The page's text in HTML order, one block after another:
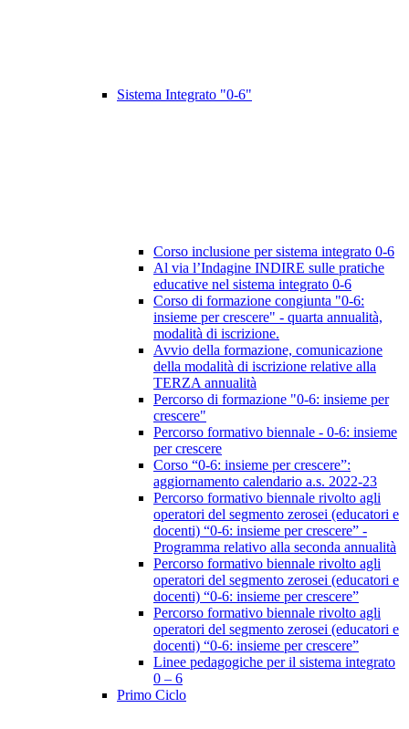
Sistema Integrato "0-6"
Corso inclusione per sistema integrato 0-6
Al via l’Indagine INDIRE sulle pratiche
educative nel sistema integrato 0-6
Corso di formazione congiunta "0-6:
insieme per crescere" - quarta annualità,
modalità di iscrizione.
Avvio della formazione, comunicazione
della modalità di iscrizione relative alla
TERZA annualità
Percorso di formazione "0-6: insieme per
crescere"
Percorso formativo biennale - 0-6: insieme
per crescere
Corso “0-6: insieme per crescere”:
aggiornamento calendario a.s. 2022-23
Percorso formativo biennale rivolto agli
operatori del segmento zerosei (educatori e
docenti) “0-6: insieme per crescere” -
Programma relativo alla seconda annualità
Percorso formativo biennale rivolto agli
operatori del segmento zerosei (educatori e
docenti) “0-6: insieme per crescere”
Percorso formativo biennale rivolto agli
operatori del segmento zerosei (educatori e
docenti) “0-6: insieme per crescere”
Linee pedagogiche per il sistema integrato
0 – 6
Primo Ciclo